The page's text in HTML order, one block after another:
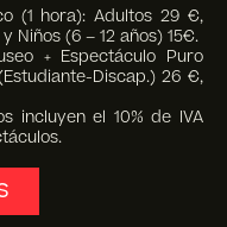
(1 hora): Adultos 29 €,
Niños (6 – 12 años) 15€.
+ Espectáculo Puro
Discap.) 26 €,
incluyen el 10% de IVA